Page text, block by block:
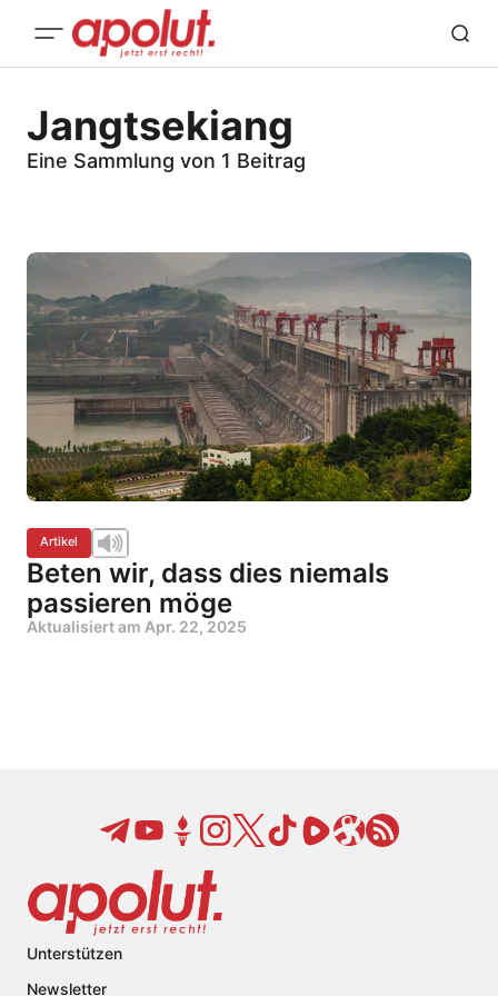
Jangtsekiang
Eine Sammlung von 1 Beitrag
Artikel
Beten wir, dass dies niemals
passieren möge
Aktualisiert am Apr. 22, 2025
Unterstützen
Newsletter